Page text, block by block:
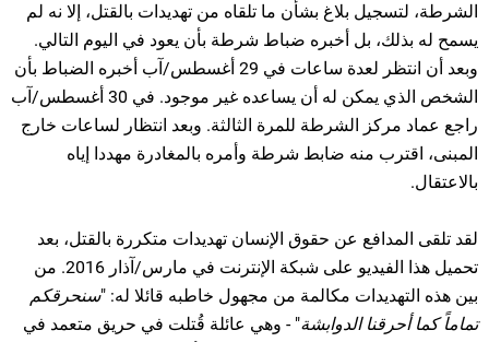
الشرطة، لتسجيل بلاغ بشأن ما تلقاه من تهديدات بالقتل، إلا نه لم
يسمح له بذلك، بل أخبره ضباط شرطة بأن يعود في اليوم التالي.
وبعد أن انتظر لعدة ساعات في 29 أغسطس/آب أخبره الضباط بأن
الشخص الذي يمكن له أن يساعده غير موجود. في 30 أغسطس/آب
راجع عماد مركز الشرطة للمرة الثالثة. وبعد انتظار لساعات خارج
المبنى، اقترب منه ضابط شرطة وأمره بالمغادرة مهددا إياه
بالاعتقال.
لقد تلقى المدافع عن حقوق الإنسان تهديدات متكررة بالقتل، بعد
تحميل هذا الفيديو على شبكة الإنترنت في مارس/آذار 2016. من
بين هذه التهديدات مكالمة من مجهول خاطبه قائلا له: "سنحرقكم
تماماً كما أحرقنا الدوابشة" - وهي عائلة قُتلت في حريق متعمد في